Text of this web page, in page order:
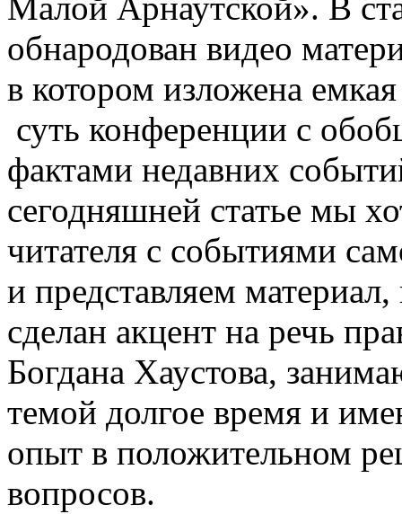
Малой Арнаутской». В
обнародован видео
в котором изложена
суть конференции с
фактами недавних
сегодняшней статье мы
читателя с событиями
и представляем
сделан акцент на речь
Богдана Хаустова,
темой долгое время и
опыт в положительном
вопросов.